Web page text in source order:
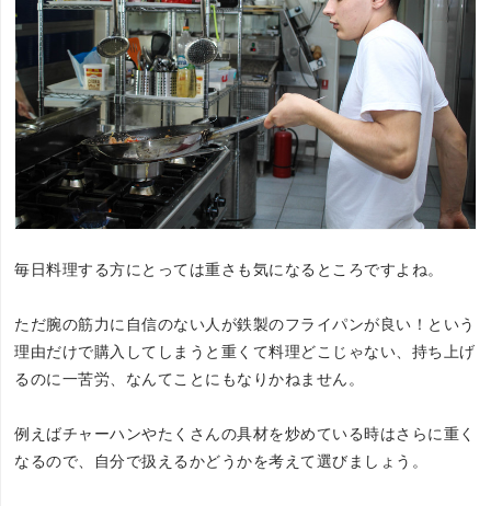
毎日料理する方にとっては重さも気になるところですよね。
ただ腕の筋力に自信のない人が鉄製のフライパンが良い！という
理由だけで購入してしまうと重くて料理どこじゃない、持ち上げ
るのに一苦労、なんてことにもなりかねません。
例えばチャーハンやたくさんの具材を炒めている時はさらに重く
なるので、自分で扱えるかどうかを考えて選びましょう。